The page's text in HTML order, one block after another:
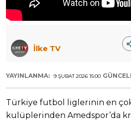
İlke TV
YAYINLANMA: 9 ŞUBAT 2026 15:00
Türkiye futbol liglerinin en
kulüplerinden Amedspor’da